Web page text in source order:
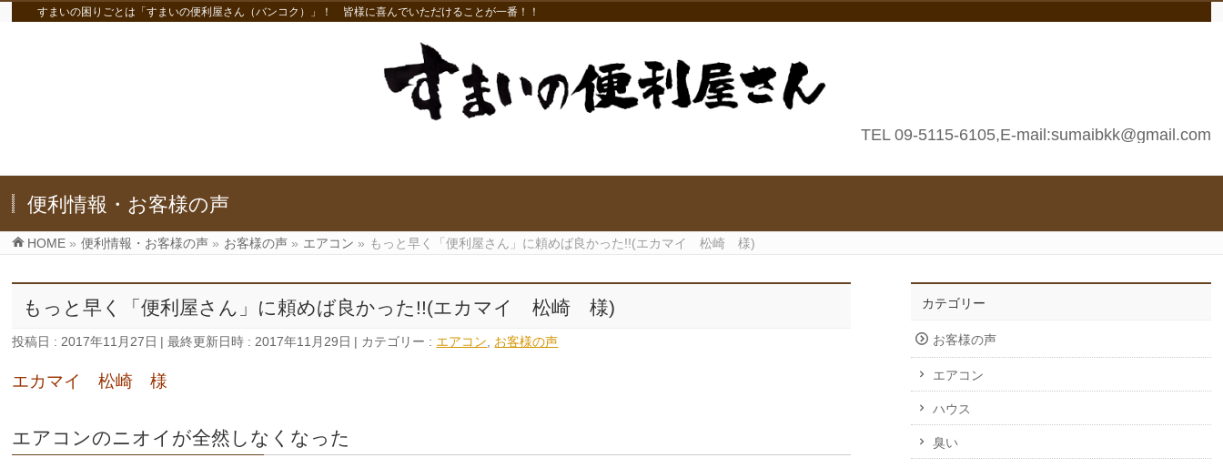
すまいの困りごとは「すまいの便利屋さん（バンコク）」！ 皆様に喜んでいただけることが一番！！
TEL 09-5115-6105,E-mail:sumaibkk@gmail.com
便利情報・お客様の声
HOME » 便利情報・お客様の声 » お客様の声 » エアコン » もっと早く「便利屋さん」に頼めば良かった!!(エカマイ 松崎 様)
もっと早く「便利屋さん」に頼めば良かった!!(エカマイ 松崎 様)
投稿日 : 2017年11月27日 最終更新日時 : 2017年11月29日 カテゴリー : エアコン お客様の声
エカマイ 松崎 様
エアコンのニオイが全然しなくなった
カテゴリー
お客様の声
エアコン
ハウス
臭い